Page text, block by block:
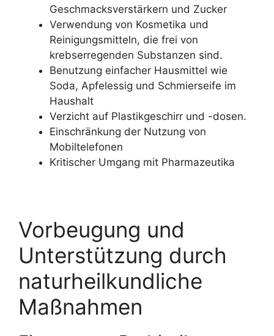
Geschmacksverstärkern und Zucker
Verwendung von Kosmetika und
Reinigungsmitteln, die frei von
krebserregenden Substanzen sind.
Benutzung einfacher Hausmittel wie
Soda, Apfelessig und Schmierseife im
Haushalt
Verzicht auf Plastikgeschirr und -dosen.
Einschränkung der Nutzung von
Mobiltelefonen
Kritischer Umgang mit Pharmazeutika
Vorbeugung und
Unterstützung durch
naturheilkundliche
Maßnahmen